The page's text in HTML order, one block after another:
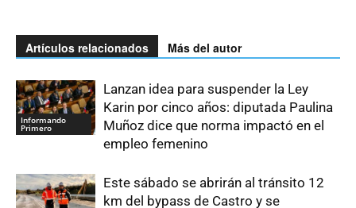
Artículos relacionados Más del autor
Informando
Primero
Lanzan idea para suspender la Ley
Karin por cinco años: diputada Paulina
Muñoz dice que norma impactó en el
empleo femenino
Este sábado se abrirán al tránsito 12
km del bypass de Castro y se